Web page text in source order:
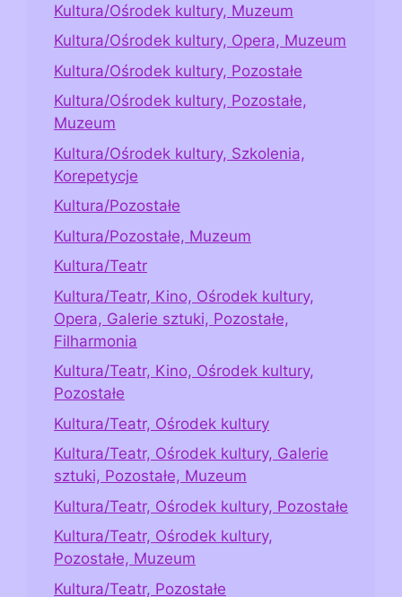
Kultura/Ośrodek kultury, Muzeum
Kultura/Ośrodek kultury, Opera, Muzeum
Kultura/Ośrodek kultury, Pozostałe
Kultura/Ośrodek kultury, Pozostałe,
Muzeum
Kultura/Ośrodek kultury, Szkolenia,
Korepetycje
Kultura/Pozostałe
Kultura/Pozostałe, Muzeum
Kultura/Teatr
Kultura/Teatr, Kino, Ośrodek kultury,
Opera, Galerie sztuki, Pozostałe,
Filharmonia
Kultura/Teatr, Kino, Ośrodek kultury,
Pozostałe
Kultura/Teatr, Ośrodek kultury
Kultura/Teatr, Ośrodek kultury, Galerie
sztuki, Pozostałe, Muzeum
Kultura/Teatr, Ośrodek kultury, Pozostałe
Kultura/Teatr, Ośrodek kultury,
Pozostałe, Muzeum
Kultura/Teatr, Pozostałe